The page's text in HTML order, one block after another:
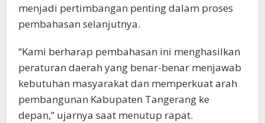
menjadi pertimbangan penting dalam proses
pembahasan selanjutnya.
“Kami berharap pembahasan ini menghasilkan
peraturan daerah yang benar-benar menjawab
kebutuhan masyarakat dan memperkuat arah
pembangunan Kabupaten Tangerang ke
depan,” ujarnya saat menutup rapat.